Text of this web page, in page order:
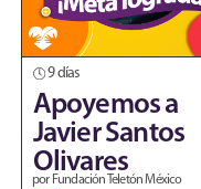
9 días
Apoyemos a
Javier Santos
Olivares
por Fundación Teletón México